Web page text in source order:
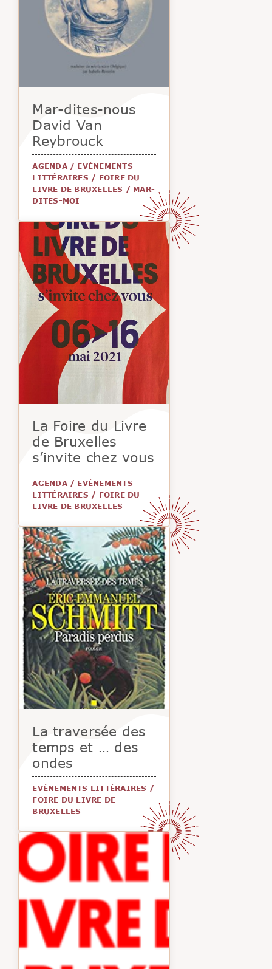
Mar-dites-nous
David Van
Reybrouck
AGENDA/ EVÉNEMENTS
LITTÉRAIRES / FOIRE DU
LIVRE DE BRUXELLES / MAR-
DITES-MOI
La Foire du Livre
de Bruxelles
s’invite chez vous
AGENDA/ EVÉNEMENTS
LITTÉRAIRES / FOIRE DU
LIVRE DE BRUXELLES
La traversée des
temps et … des
ondes
EVÉNEMENTS LITTÉRAIRES /
FOIRE DU LIVRE DE
BRUXELLES